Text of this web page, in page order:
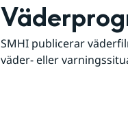
SMHI publicerar
väder- eller